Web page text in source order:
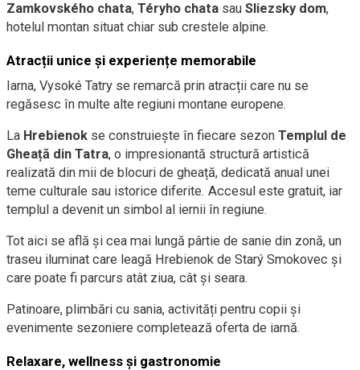
Zamkovského chata, Téryho chata sau Sliezsky dom,
hotelul montan situat chiar sub crestele alpine.
Atracții unice și experiențe memorabile
Iarna, Vysoké Tatry se remarcă prin atracții care nu se
regăsesc în multe alte regiuni montane europene.
La Hrebienok se construiește în fiecare sezon Templul de
Gheață din Tatra, o impresionantă structură artistică
realizată din mii de blocuri de gheață, dedicată anual unei
teme culturale sau istorice diferite. Accesul este gratuit, iar
templul a devenit un simbol al iernii în regiune.
Tot aici se află și cea mai lungă pârtie de sanie din zonă, un
traseu iluminat care leagă Hrebienok de Starý Smokovec și
care poate fi parcurs atât ziua, cât și seara.
Patinoare, plimbări cu sania, activități pentru copii și
evenimente sezoniere completează oferta de iarnă.
Relaxare, wellness și gastronomie